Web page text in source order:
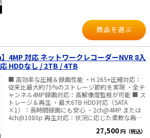
ットワークビデオレコーダー ・圧縮方式：
H.265+／H.265／H.264+／H.264 ・ビデオ入力
（4chモデル）：4チャンネルIPビデオ入力（最大
8MPの解像度） ・ビデオ入力（8chモデル）：8チ
ャンネルIPビデオ入力（最大8MPの解像度） ・
80Mbpsの着信帯域幅 ・ビデオ出力 HDMI出力解像
度（1チャンネル）：3840x2160／30Hz、
1920x1080／60Hz、1680x1050／60Hz、
1440x900／60Hz、1280x1024／60Hz、
1024x768／60Hz、1280x720／60Hz VGA出力解
像度（1チャンネル）：1920x1080／60Hz、
1680x1050／60Hz、1440x900／60Hz、
1280x1024／60Hz、1024x768／60Hz、
1280x720／60Hz ・ハードディスク：SATAインタ
能。HDMI出力は、最大8K（7680x4320）@30Hz
まで対応 ＊）HDMI・VGA独立出力のメニュー表
示・操作は、マウスのホイールボタンをダブルク
リックで切り替えすることが可能です。 ■動体検
知 ディープラーニングにより「人・車」を瞬時
に識別するAI動体検知技術です。環境による誤報
を排除し、重要なイベントのみを的確に捉えるこ
とで、監視の効率と精度を最大限に高めます。 ■
仕様 最大IPカメラ入力：16台 同時再生：16ch デ
コード能力：2ch@32MP (30 fps) / 2ch@24MP
(30 fps) / 4ch@12MP (20 fps) / 8ch@8MP (25
fps) / 16ch@4MP (30 fps) ネットワーク遠隔監視
USBバックアップ 映像圧縮：
AC100～240V（ACコード付属）・消費電力 15W
商品を選ぶ
4MP 対応 ネットワークレコーダーNVR 8入
HDDなし / 2TB / 4TB
■ 高効率な圧縮＆録画性能 ・H.265+圧縮対応：
従来比最大約75%のストレージ節約を実現 ・全チ
ャンネル4MP録画対応：高解像度監視が可能 ■ ス
トレージ＆再生 ・最大6TB HDD対応（SATA
×1）：長時間録画にも安心 ・2ch@4MP または
4ch@1080p 再生対応：状況に応じた柔軟な再生
知：重要エリアを自動監視 ・スマート検索／スマ
27,500 円（税込）